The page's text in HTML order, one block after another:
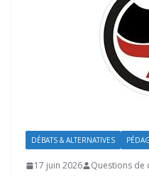
DÉBATS & ALTERNATIVES
17 juin 2026 Questions de